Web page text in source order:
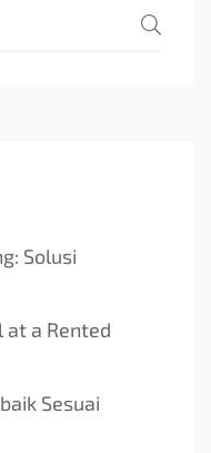
Solusi
at a Rented
Sesuai